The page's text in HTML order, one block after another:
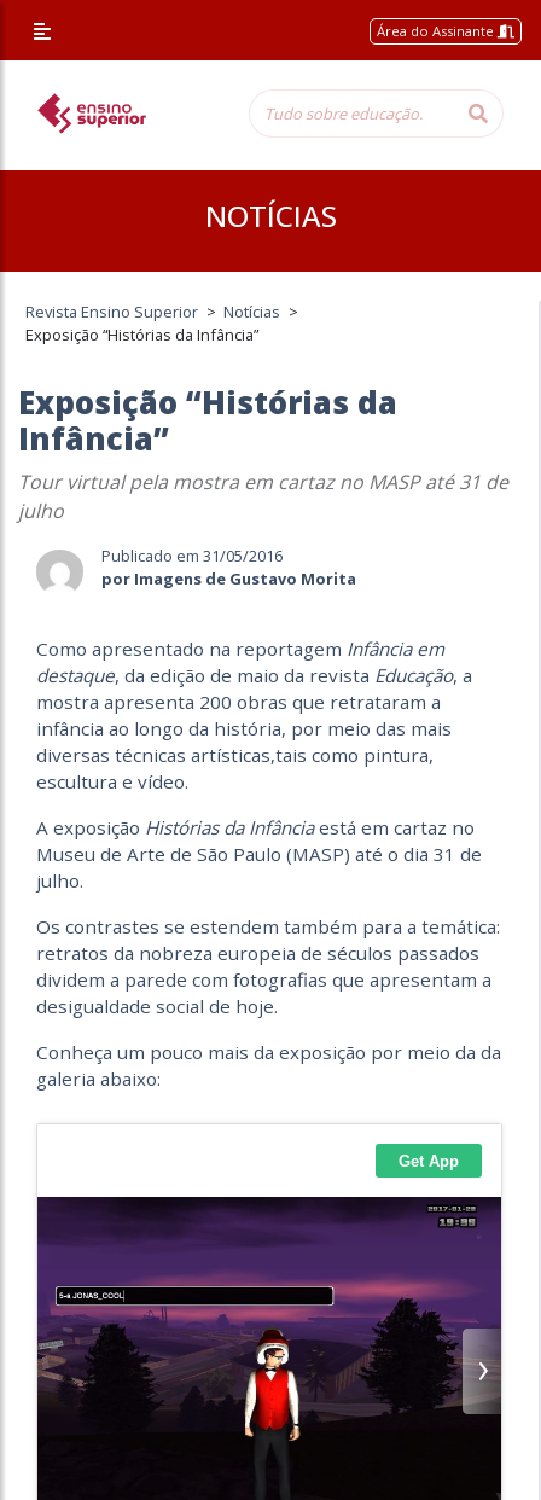
Área do Assinante
NOTÍCIAS
Revista Ensino Superior > Notícias >
Exposição “Histórias da Infância”
Exposição “Histórias da
Infância”
Tour virtual pela mostra em cartaz no MASP até 31 de
julho
Publicado em 31/05/2016
por Imagens de Gustavo Morita
Como apresentado na reportagem Infância em
destaque, da edição de maio da revista Educação, a
mostra apresenta 200 obras que retrataram a
infância ao longo da história, por meio das mais
diversas técnicas artísticas,tais como pintura,
escultura e vídeo.
A exposição Histórias da Infânciaestá em cartaz no
Museu de Arte de São Paulo (MASP) até o dia 31 de
julho.
Os contrastes se estendem também para a temática:
retratos da nobreza europeia de séculos passados
dividem a parede com fotografias que apresentam a
desigualdade social de hoje.
Conheça um pouco mais da exposição por meio da da
galeria abaixo: